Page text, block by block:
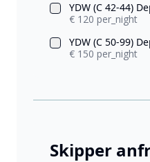
YDW (C 42-44)
€ 120 per_night
YDW (C 50-99)
€ 150 per_night
Skipper